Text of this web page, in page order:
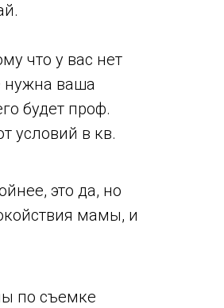
что у вас нет
нужна ваша
будет проф.
условий в кв.
это да, но
мамы, и
по съемке